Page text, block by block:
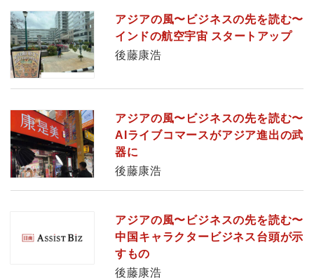
アジアの風〜ビジネスの先を読む〜
インドの航空宇宙 スタートアップ
後藤康浩
アジアの風〜ビジネスの先を読む〜
AIライブコマースがアジア進出の武
器に
後藤康浩
アジアの風〜ビジネスの先を読む〜
中国キャラクタービジネス台頭が示
すもの
後藤康浩